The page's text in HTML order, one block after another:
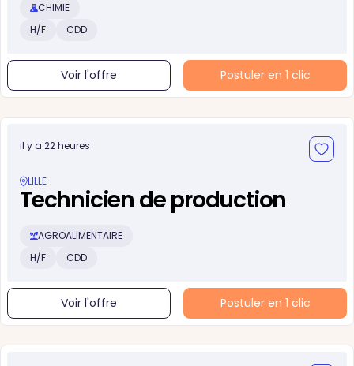
CHIMIE
H/F
CDD
Voir l'offre Postuler en 1 clic
il y a 22 heures
LILLE
Technicien de production
AGROALIMENTAIRE
H/F
CDD
Voir l'offre Postuler en 1 clic